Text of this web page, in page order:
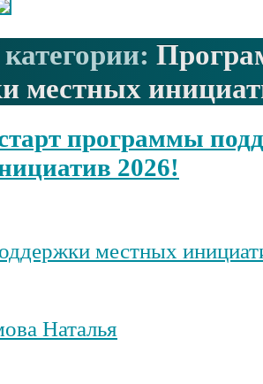
местных
программы
2026!
местных
Наталья